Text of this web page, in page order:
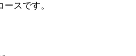
スです。